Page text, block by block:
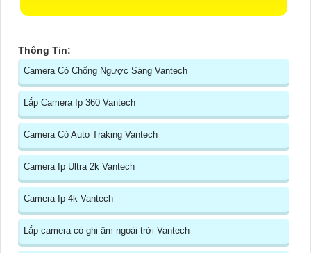
Thông Tin:
Camera Có Chống Ngược Sáng Vantech
Lắp Camera Ip 360 Vantech
Camera Có Auto Traking Vantech
Camera Ip Ultra 2k Vantech
Camera Ip 4k Vantech
Lắp camera có ghi âm ngoài trời Vantech